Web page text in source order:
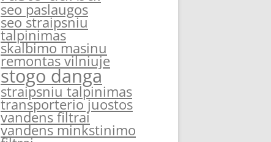
seo paslaugos
seo straipsniu
talpinimas
skalbimo masinu
remontas vilniuje
stogo danga
straipsniu talpinimas
transporterio juostos
vandens filtrai
vandens minkstinimo